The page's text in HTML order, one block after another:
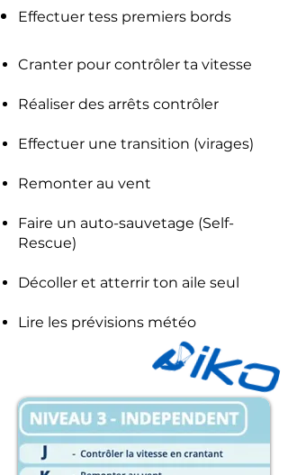
Effectuer tess premiers bords
Cranter pour contrôler ta vitesse
Réaliser des arrêts contrôler
Effectuer une transition (virages)
Remonter au vent
Faire un auto-sauvetage (Self-
Rescue)
Décoller et atterrir ton aile seul
Lire les prévisions météo